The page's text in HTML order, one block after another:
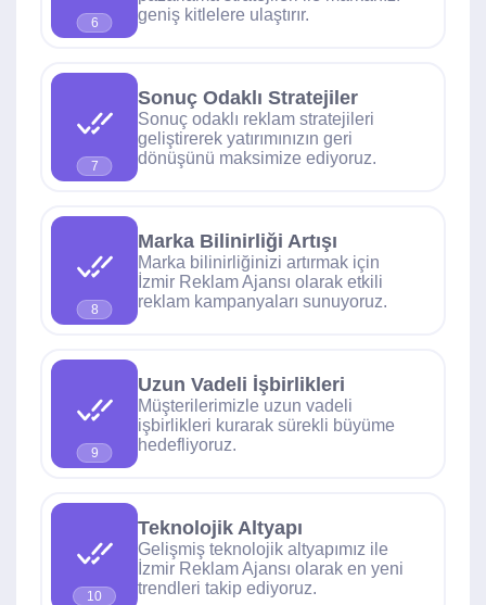
6
geniş kitlelere ulaştırır.
7
Sonuç Odaklı Stratejiler
Sonuç odaklı reklam stratejileri
geliştirerek yatırımınızın geri
dönüşünü maksimize ediyoruz.
8
Marka Bilinirliği Artışı
Marka bilinirliğinizi artırmak için
İzmir Reklam Ajansı olarak etkili
reklam kampanyaları sunuyoruz.
9
Uzun Vadeli İşbirlikleri
Müşterilerimizle uzun vadeli
işbirlikleri kurarak sürekli büyüme
hedefliyoruz.
10
Teknolojik Altyapı
Gelişmiş teknolojik altyapımız ile
İzmir Reklam Ajansı olarak en yeni
trendleri takip ediyoruz.